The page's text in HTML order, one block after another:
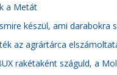
a Metát
készül, ami darabokra
az agrártárca
rakétaként száguld, a